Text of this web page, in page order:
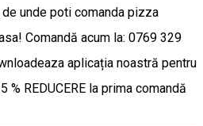
unde poti comanda pizza
Comandă acum la: 0769 329
aplicația noastră pentru
REDUCERE la prima comandă